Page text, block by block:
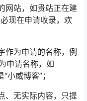
网站，如贵站正在建
现在申请收录，欢
作为申请的名称，例
申请名称，如
威博客”；
、无实际内容，只提